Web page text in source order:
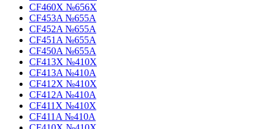
CF460X №656X
CF453A №655A
CF452A №655A
CF451A №655A
CF450A №655A
CF413X №410X
CF413A №410A
CF412X №410X
CF412A №410A
CF411X №410X
CF411A №410A